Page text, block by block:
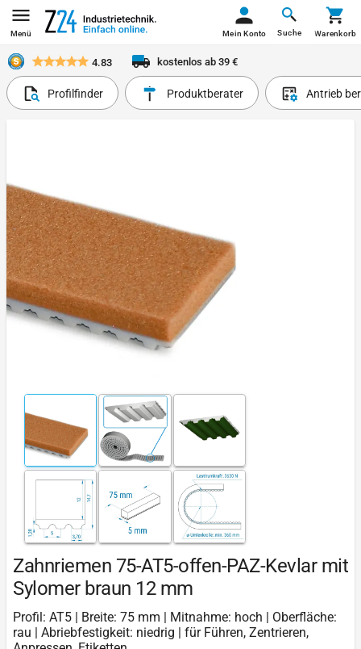
Menü Suche
Mein Konto Warenkorb
4.83 kostenlos ab 39 €
Profilfinder Produktberater Antrieb
Zahnriemen 75-AT5-offen-PAZ-Kevlar mit
Sylomer braun 12 mm
Profil: AT5 | Breite: 75 mm | Mitnahme: hoch | Oberfläche:
rau | Abriebfestigkeit: niedrig | für Führen, Zentrieren,